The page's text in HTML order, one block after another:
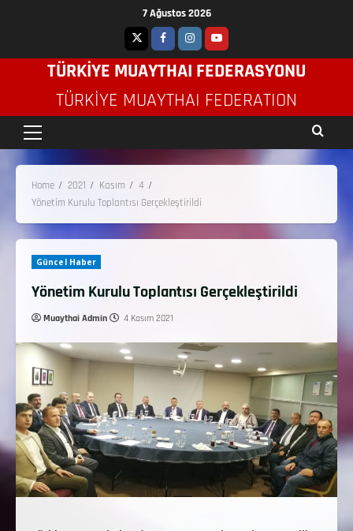
7 Ağustos 2026
TÜRKİYE MUAYTHAI FEDERASYONU
TÜRKIYE MUAYTHAI FEDERATION
Home 2021 Kasım
4
Yönetim Kurulu Toplantısı Gerçekleştirildi
Güncel Haber
Yönetim Kurulu Toplantısı Gerçekleştirildi
Muaythai Admin 4 Kasım 2021